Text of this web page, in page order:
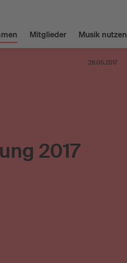
Mitglieder Musik nutzen
28.05.2017
2017